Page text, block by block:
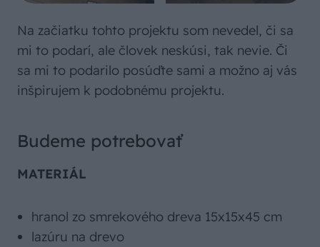
Na začiatku tohto projektu som nevedel, či sa
mi to podarí, ale človek neskúsi, tak nevie. Či
sa mi to podarilo posúďte sami a možno aj vás
inšpirujem k podobnému projektu.
Budeme potrebovať
MATERIÁL
hranol zo smrekového dreva 15x15x45 cm
lazúru na drevo